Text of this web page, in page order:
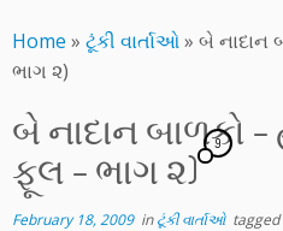
to
content
Home » ટૂંકી વાર્તાઓ» બે નાદાન
ભાગ ૨)
બે નાદાન બાળકો –
ફૂલ – ભાગ ૨)
9
February 18, 2009inટૂંકી વાર્તાઓ tagged